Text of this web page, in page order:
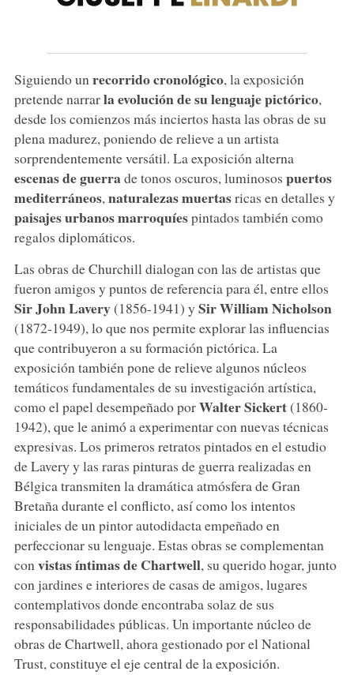
Siguiendo unrecorrido cronológico, la exposición
pretende narrarla evolución de su lenguaje pictórico,
desde los comienzos más inciertos hasta las obras de su
plena madurez, poniendo de relieve a un artista
sorprendentemente versátil. La exposición alterna
escenas de guerrade tonos oscuros, luminosos puertos
mediterráneos, naturalezas muertasricas en detalles y
paisajes urbanos marroquíespintados también como
regalos diplomáticos.
Las obras de Churchill dialogan con las de artistas que
fueron amigos y puntos de referencia para él, entre ellos
Sir John Lavery(1856-1941) y Sir William Nicholson
(1872-1949), lo que nos permite explorar las influencias
que contribuyeron a su formación pictórica. La
exposición también pone de relieve algunos núcleos
temáticos fundamentales de su investigación artística,
como el papel desempeñado porWalter Sickert(1860-
1942), que le animó a experimentar con nuevas técnicas
expresivas. Los primeros retratos pintados en el estudio
de Lavery y las raras pinturas de guerra realizadas en
Bélgica transmiten la dramática atmósfera de Gran
Bretaña durante el conflicto, así como los intentos
iniciales de un pintor autodidacta empeñado en
perfeccionar su lenguaje. Estas obras se complementan
con vistas íntimas de Chartwell, su querido hogar, junto
con jardines e interiores de casas de amigos, lugares
contemplativos donde encontraba solaz de sus
responsabilidades públicas. Un importante núcleo de
obras de Chartwell, ahora gestionado por el National
Trust, constituye el eje central de la exposición.